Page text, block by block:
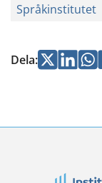
Språkinstitutet
Dela:Jaa Jaa Jaa